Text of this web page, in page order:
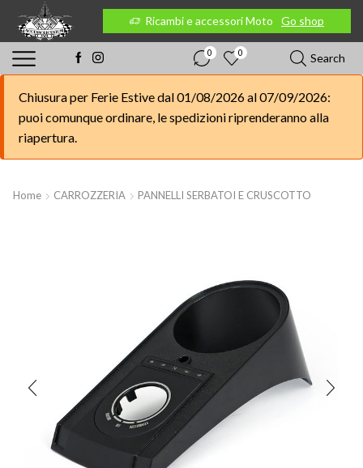
Go shop Ricambi e accessori Moto Go shop
0 0 Search
Chiusura per Ferie Estive dal 01/08/2026 al 07/09/2026:
puoi comunque ordinare, le spedizioni riprenderanno alla
riapertura.
Home CARROZZERIA PANNELLI SERBATOI E CRUSCOTTO